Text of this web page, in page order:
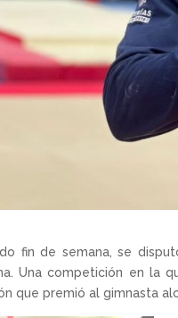
fin de semana, se
Una competición en la
que premió al gimnasta